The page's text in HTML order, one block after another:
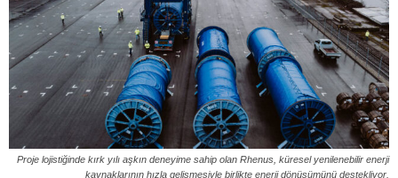
Proje lojistiğinde kırk yılı aşkın deneyime sahip olan Rhenus, küresel yenilenebilir enerji
kaynaklarının hızla gelişmesiyle birlikte enerji dönüşümünü destekliyor.